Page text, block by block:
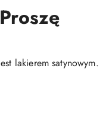
lakierem satynowym.